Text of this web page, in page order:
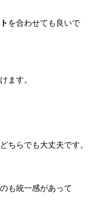
を合わせても良いで
ます。
どちらでも大丈夫です。
も統一感があって